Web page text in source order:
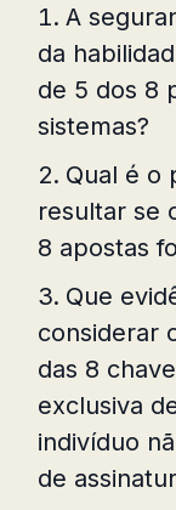
A
da
de 5 dos 8
sistemas?
Qual é o
resultar se
8 apostas
Que
considerar
das 8
exclusiva
indivíduo
de